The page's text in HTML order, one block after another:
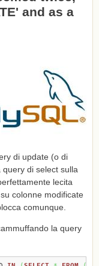
and as a
di update (o di
di select sulla
lecita
colonne modificate
comunque.
la query